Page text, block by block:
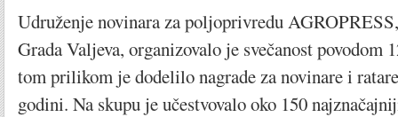
Udruženje novinara za poljoprivredu
Grada Valjeva, organizovalo je svečanost povodom
tom prilikom je dodelilo nagrade za novinare i
godini. Na skupu je učestvovalo oko 150